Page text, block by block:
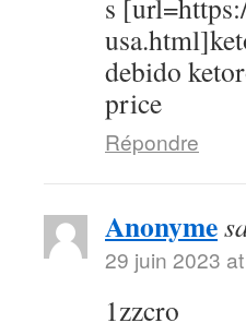
s
debido
price
Répondre
Anonyme
29 juin 2023
1zzcro